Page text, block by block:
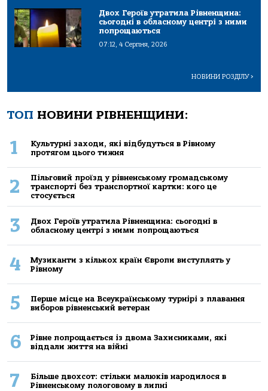
Двох Героїв утратила Рівненщина:
сьогодні в обласному центрі з ними
попрощаються
07:12, 4 Серпня, 2026
НОВИНИ РОЗДІЛУ>
ТОП НОВИНИ РІВНЕНЩИНИ:
1
Культурні заходи, які відбудуться в Рівному
протягом цього тижня
2
Пільговий проїзд у рівненському громадському
транспорті без транспортної картки: кого це
стосується
3
Двох Героїв утратила Рівненщина: сьогодні в
обласному центрі з ними попрощаються
4
Музиканти з кількох країн Європи виступлять у
Рівному
5
Перше місце на Всеукраїнському турнірі з плавання
виборов рівненський ветеран
6
Рівне попрощається із двома Захисниками, які
віддали життя на війні
7
Більше двохсот: стільки малюків народилося в
Рівненському пологовому в липні